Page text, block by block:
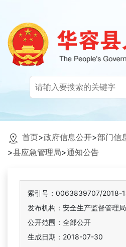
首页>政府信息公开>部门信
>县应急管理局>通知公告
索引号：0063839707/2018-
发布机构：安全生产监督管理局
公开范围：全部公开
生成日期：2018-07-30